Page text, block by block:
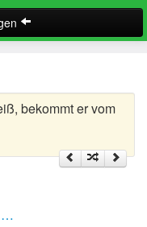
bekommt er vom
…